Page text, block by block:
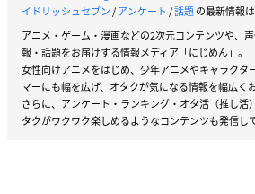
イドリッシュセブン/アンケート /話題の最新情報
アニメ・ゲーム・漫画などの2次元コンテンツや、
報・話題をお届けする情報メディア「にじめん」。
女性向けアニメをはじめ、少年アニメやキャラクタ
マーにも幅を広げ、オタクが気になる情報を幅広く
さらに、アンケート・ランキング・オタ活（推し活
タクがワクワク楽しめるようなコンテンツも発信し